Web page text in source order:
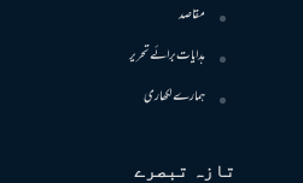
مقاصد
ہدایات برائے تحریر
ہمارے لکھاری
تازہ تبصرے